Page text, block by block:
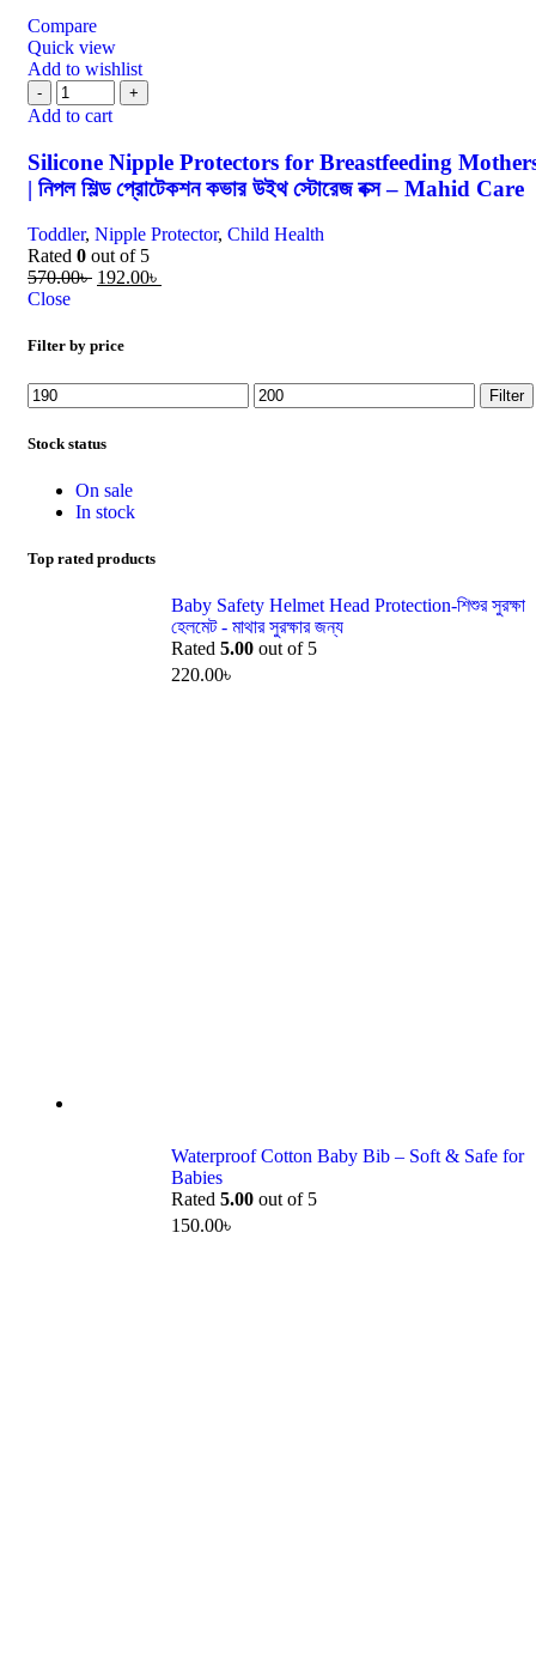
Close
Filter by price
Filter
Stock status
On sale
In stock
Top rated products
Baby Safety Helmet Head Protection-শিশুর সুরক্ষা
হেলমেট - মাথার সুরক্ষার জন্য
Rated 5.00 out of 5
220.00৳
Waterproof Cotton Baby Bib – Soft & Safe for
Babies
Rated 5.00 out of 5
150.00৳
Compare
Quick view
Add to wishlist
Add to cart
Silicone Nipple Protectors for Breastfeeding
| নিপল শিল্ড প্রোটেকশন কভার উইথ স্টোরেজ বক্স – Mahid Care
Toddler, Nipple Protector, Child Health
Rated 0 out of 5
570.00৳ 192.00৳